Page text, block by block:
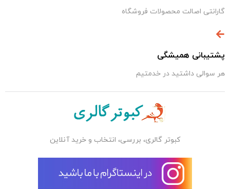
گارانتی اصالت محصولات فروشگاه
پشتیبانی همیشگی
هر سوالی داشتید در خدمتیم
کبوتر گالری، بررسی، انتخاب و خرید آنلاین